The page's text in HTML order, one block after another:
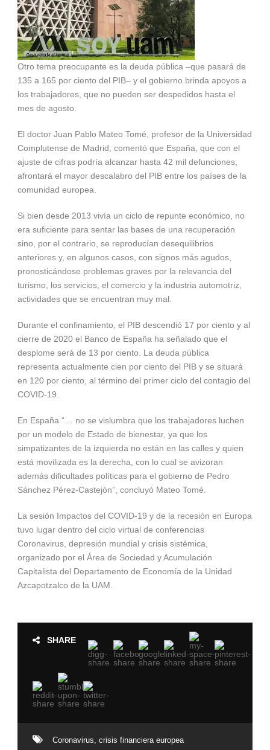
Otro tema preocupante es la deuda pública –que pasará de
135 a 165 por ciento del PIB– y el gobierno brinda apoyos a
los trabajadores, que no pueden ser despedidos hasta el
mes de agosto.
El doctor Juan Pablo Mateo Tomé, profesor de la Universidad
Complutense de Madrid, comentó que España, que con el
ajuste de cifras podría alcanzar hasta 42 mil defunciones,
afrontará el mayor descalabro del PIB entre los países de la
comunidad europea.
Si bien desde 2013 vivía un ciclo de repunte económico, no
era suficiente para sentar las bases de una recuperación
sino, por el contrario, se reproducían desequilibrios
anteriores y, en algunos casos, con signos más agudos,
pronosticándose problemas graves por la relevancia del
turismo, los servicios, el comercio y la industria automotriz,
actividades que se encuentran muy mal.
Durante el confinamiento, el PIB descendió 17 por ciento y al
cierre de 2020 el Banco de España ha señalado que el
desplome será de 13 por ciento. La deuda pública
representa actualmente cien por ciento del PIB y se situará
en 120 por ciento, al término del primer ciclo del contagio del
COVID-19.
En España “… no se vislumbra que los trabajadores luchen
por un modelo de Estado de bienestar, ya que los
simpatizantes de la izquierda no están en las calles y quien
está movilizada es la derecha, con lo cual se avizoran
además dificultades políticas para el gobierno de Pedro
Sánchez Pérez-Castejón”, concluyó Mateo Tomé.
La sesión Impactos del COVID-19 y de la recesión en Europa
tuvo lugar dentro del ciclo virtual de conferencias
Coronavirus, depresión mundial y crisis sistémica,
organizado por el Área de Sociedad y Acumulación
Capitalista del Departamento de Economía de la Unidad
Azcapotzalco de la UAM.
SHARE
Coronavirus, crisis financiera europea